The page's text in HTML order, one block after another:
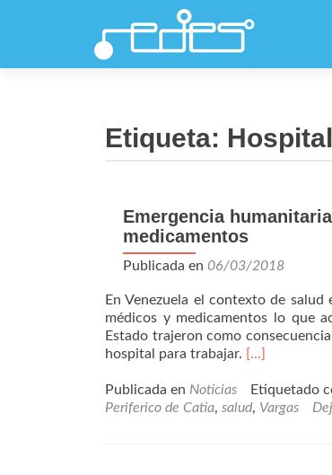
Etiqueta:
Emergencia
medicamentos
Publicada en 06/03/2018
En Venezuela el contexto de
médicos y medicamentos lo que
Estado trajeron como
hospital para trabajar. Leer
humanitaria
en
[…]
Publicada en Noticias Etiquetado
Periferico de Catia, salud, Vargas